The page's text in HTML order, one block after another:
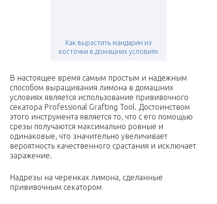
Как вырастить мандарин из
косточки в домашних условиях
В настоящее время самым простым и надежным
способом выращивания лимона в домашних
условиях является использование прививочного
секатора Professional Grafting Tool. Достоинством
этого инструмента является то, что с его помощью
срезы получаются максимально ровные и
одинаковые, что значительно увеличивает
вероятность качественного срастания и исключает
заражение.
Надрезы на черенках лимона, сделанные
прививочным секатором